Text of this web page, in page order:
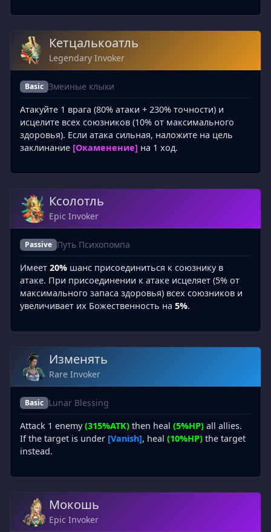
Кетцалькоатль
Legendary Invoker
Basic Змеиные клыки
Атакуйте 1 врага (80% атаки + 230% точности) и
исцелите всех союзников (10% от максимального
здоровья). Если атака сильная, наложите на цель
заклинание [Окаменение] на 1 ход.
Ксолотль
Epic Invoker
Passive Путь Психопомпа
Имеет 20% шанс присоединиться к союзнику в
атаке. При присоединении к атаке исцеляет (5% от
максимального запаса здоровья) всех союзников и
увеличивает их Божественность на 5%.
Изменять
Rare Invoker
Basic Lunar Blessing
Attack 1 enemy(315%ATK) then heal (5%HP) all allies.
If the target is under [Vanish], heal (10%HP) the target
instead.
Мокошь
Epic Invoker